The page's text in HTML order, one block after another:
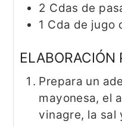
2 Cdas de
1 Cda de jugo
ELABORACIÓN
Prepara un
mayonesa, el
vinagre, la sal